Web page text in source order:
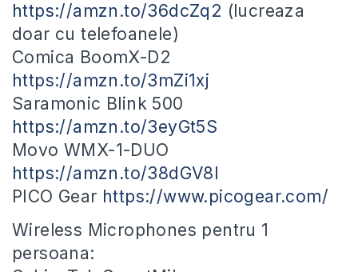
https://amzn.to/36dcZq2 (lucreaza
doar cu telefoanele)
Comica BoomX-D2
https://amzn.to/3mZi1xj
Saramonic Blink 500
https://amzn.to/3eyGt5S
Movo WMX-1-DUO
https://amzn.to/38dGV8l
PICO Gear https://www.picogear.com/
Wireless Microphones pentru 1
persoana: